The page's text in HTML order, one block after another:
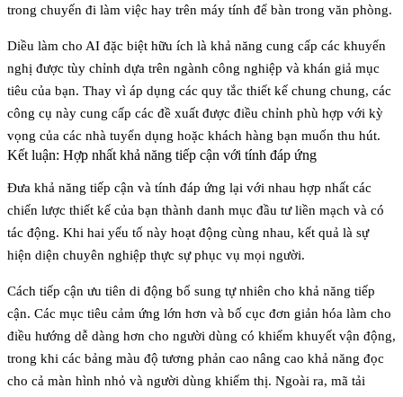
trong chuyến đi làm việc hay trên máy tính để bàn trong văn phòng.
Diều làm cho AI đặc biệt hữu ích là khả năng cung cấp các khuyến
nghị được tùy chỉnh dựa trên ngành công nghiệp và khán giả mục
tiêu của bạn. Thay vì áp dụng các quy tắc thiết kế chung chung, các
công cụ này cung cấp các đề xuất được điều chỉnh phù hợp với kỳ
vọng của các nhà tuyển dụng hoặc khách hàng bạn muốn thu hút.
Kết luận: Hợp nhất khả năng tiếp cận với tính đáp ứng
Đưa khả năng tiếp cận và tính đáp ứng lại với nhau hợp nhất các
chiến lược thiết kế của bạn thành danh mục đầu tư liền mạch và có
tác động. Khi hai yếu tố này hoạt động cùng nhau, kết quả là sự
hiện diện chuyên nghiệp thực sự phục vụ mọi người.
Cách tiếp cận ưu tiên di động bổ sung tự nhiên cho khả năng tiếp
cận. Các mục tiêu cảm ứng lớn hơn và bố cục đơn giản hóa làm cho
điều hướng dễ dàng hơn cho người dùng có khiếm khuyết vận động,
trong khi các bảng màu độ tương phản cao nâng cao khả năng đọc
cho cả màn hình nhỏ và người dùng khiếm thị. Ngoài ra, mã tải